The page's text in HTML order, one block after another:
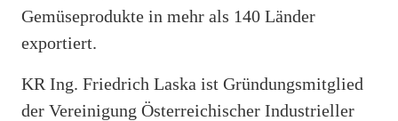
Gemüseprodukte in mehr als 140 Länder
exportiert.
KR Ing. Friedrich Laska ist Gründungsmitglied
der Vereinigung Österreichischer Industrieller